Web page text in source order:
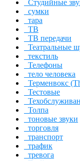
Студийные
сумки
тара
ТВ
ТВ передачи
Театральные
текстиль
Телефоны
тело человека
Терменвокс
Тестовые
Толпа
тоновые звуки
торговля
транспорт
трафик
тревога